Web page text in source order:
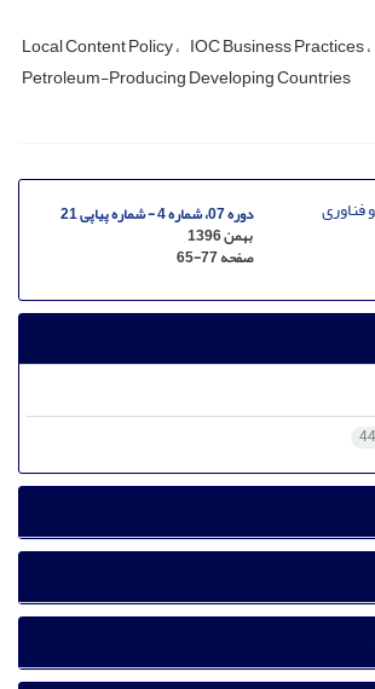
Local Content Policy IOC Business Practices
Petroleum-Producing Developing Countries
دوره 07، شماره 4 - شماره پیاپی 21
بهمن 1396
صفحه65-77